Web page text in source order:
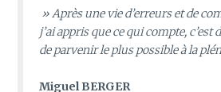
» Après une vie d’erreurs et de
j’ai appris que ce qui compte, c’est
de parvenir le plus possible à la
Miguel BERGER